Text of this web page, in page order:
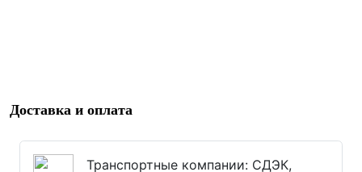
Доставка и оплата
Транспортные компании: СДЭК,